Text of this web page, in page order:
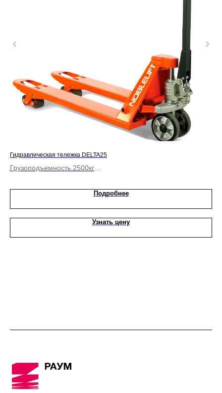
Гидравлическая тележка DELTA25
Грузоподъемность 2500кг
Подробнее
Узнать цену